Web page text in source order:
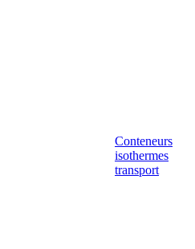
Conteneurs
isothermes
transport